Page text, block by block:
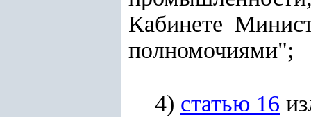
Кабинете
полномочиями";
4) статью 16